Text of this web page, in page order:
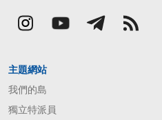
主題網站
我們的島
獨立特派員